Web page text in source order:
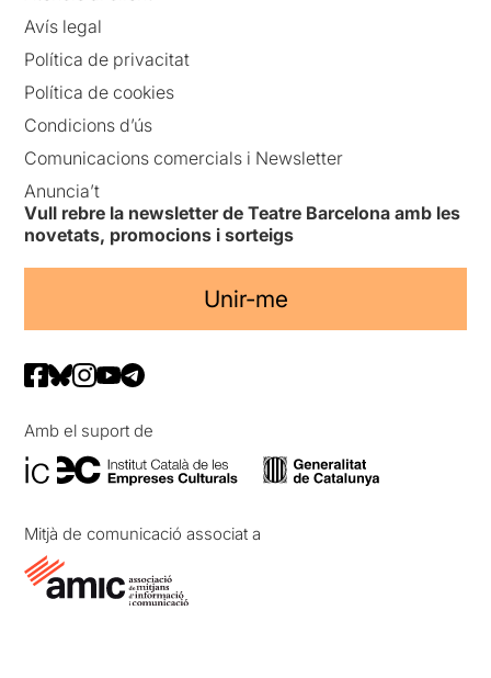
Avís legal
Política de privacitat
Política de cookies
Condicions d’ús
Comunicacions comercials i Newsletter
Anuncia’t
Vull rebre la newsletter de Teatre Barcelona amb les
novetats, promocions i sorteigs
Unir-me
Amb el suport de
Mitjà de comunicació associat a